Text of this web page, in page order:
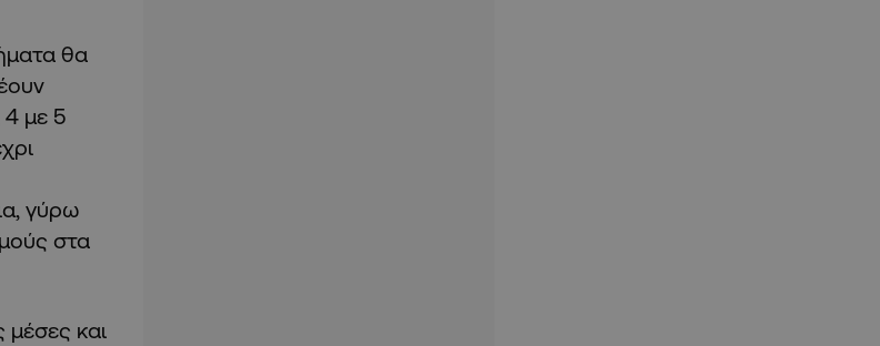
θα
4 με 5
γύρω
στα
και